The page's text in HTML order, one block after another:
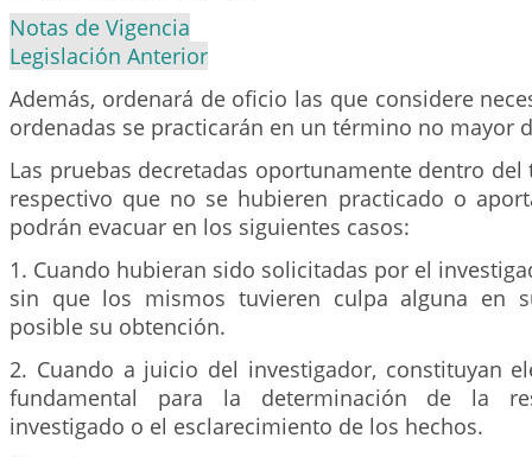
Notas de Vigencia
Legislación Anterior
Además, ordenará de oficio las que considere
ordenadas se practicarán en un término no mayor
Las pruebas decretadas oportunamente dentro
respectivo que no se hubieren practicado o
podrán evacuar en los siguientes casos:
1. Cuando hubieran sido solicitadas por el
sin que los mismos tuvieren culpa alguna en
posible su obtención.
2. Cuando a juicio del investigador, constituyan
fundamental para la determinación de la
investigado o el esclarecimiento de los hechos.